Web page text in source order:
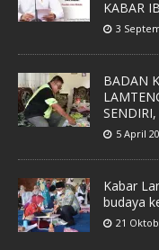
KABAR
3
BADAN
SENDIRI,
5 April
Kabar
budaya
21